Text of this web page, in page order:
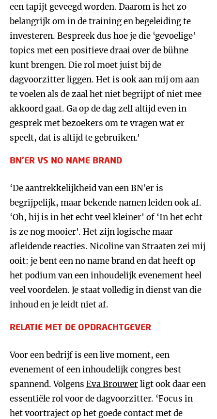
een tapijt geveegd worden. Daarom is het zo
belangrijk om in de training en begeleiding te
investeren. Bespreek dus hoe je die ‘gevoelige'
topics met een positieve draai over de bühne
kunt brengen. Die rol moet juist bij de
dagvoorzitter liggen. Het is ook aan mij om aan
te voelen als de zaal het niet begrijpt of niet mee
akkoord gaat. Ga op de dag zelf altijd even in
gesprek met bezoekers om te vragen wat er
speelt, dat is altijd te gebruiken.'
BN'ER VS NO NAME BRAND
‘De aantrekkelijkheid van een BN'er is
begrijpelijk, maar bekende namen leiden ook af.
‘Oh, hij is in het echt veel kleiner' of ‘In het echt
is ze nog mooier'. Het zijn logische maar
afleidende reacties. Nicoline van Straaten zei mij
ooit: je bent een no name brand en dat heeft op
het podium van een inhoudelijk evenement heel
veel voordelen. Je staat volledig in dienst van die
inhoud en je leidt niet af.
RELATIE MET DE OPDRACHTGEVER
Voor een bedrijf is een live moment, een
evenement of een inhoudelijk congres best
spannend. Volgens Eva Brouwerligt ook daar een
essentiële rol voor de dagvoorzitter. ‘Focus in
het voortraject op het goede contact met de